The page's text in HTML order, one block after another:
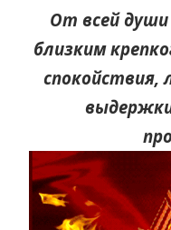
От всей
близким
спокойствия,